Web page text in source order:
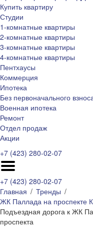
Купить квартиру
Студии
1-комнатные квартиры
2-комнатные квартиры
3-комнатные квартиры
4-комнатные квартиры
Пентхаусы
Коммерция
Ипотека
Без первоначального
Военная ипотека
Ремонт
Отдел продаж
Акции
+7 (423) 280-02-07
+7 (423) 280-02-07
Главная
Тренды
ЖК Паллада на проспекте
Подъездная дорога к ЖК
проспекта